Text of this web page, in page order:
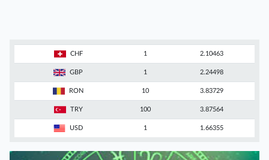
CHF 1 2.10463
GBP 1 2.24498
RON 10 3.83729
TRY 100 3.87564
USD 1 1.66355